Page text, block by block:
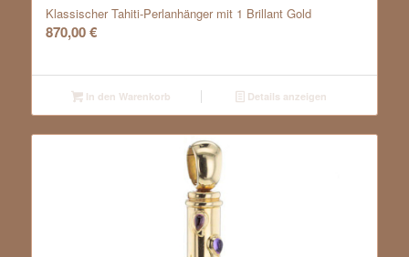
Klassischer Tahiti-Perlanhänger mit 1 Brillant Gold
870,00€
In den Warenkorb Details anzeigen